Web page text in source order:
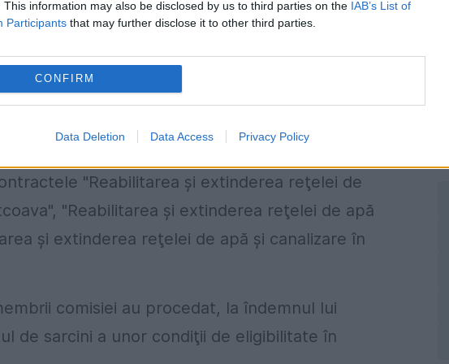
This information may also be disclosed by us to third parties on the IAB’s List of
Participants that may further disclose it to other third parties.
CONFIRM
Data Deletion Data Access Privacy Policy
2 milioane de euro, atât direct, cât
"Extinderea şi reabilitarea sistemelor
final este SC Compania de Apă Olt SA.
"Reabilitarea şi extinderea reţelei de
"Reabilitarea şi extinderea reţelei de apă
şi extinderea reţelei de apă şi canalizare în
comisiei au procedat, la îndemnul lui
de sarcini a unor condiţii de eligibilitate în